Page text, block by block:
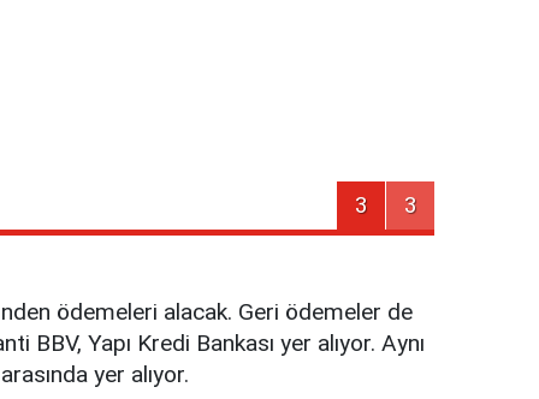
3 3
ödemeleri alacak. Geri ödemeler de
BBV, Yapı Kredi Bankası yer alıyor. Aynı
yer alıyor.